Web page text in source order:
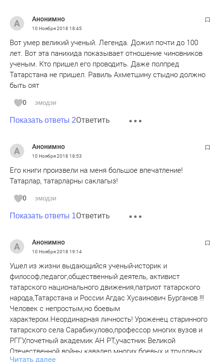
Анонимно
10 Ноября 2018 18:45
Вот умер великий ученый. Легенда. Дожил почти до 100
лет. Вот эта панихида показывает отношение чиновников
ученым. Кто пришел его проводить. Даже полпред
Татарстана не пришел. Равиль Ахметшину стыдно должно
быть оят
0 эмодзи
Показать ответы 2Ответить
Анонимно
10 Ноября 2018 18:53
Его книги произвели на меня большое впечатление!
Татарлар, татарларны саклагыз!
0 эмодзи
Показать ответы 1Ответить
Анонимно
10 Ноября 2018 19:14
Ушел из жизни выдающийся ученый-историк и
философ,педагог,общественный деятель, активист
татарского национального движения,патриот татарского
народа,Татарстана и России Агдас Хусаинович Бурганов !!!
Человек с непростым,но боевым
характером.Неординарная личность! Уроженец старинного
татарского села Сарабикулово,профессор многих вузов и
РГГУ,почетный академик АН РТ,участник Великой
Отечественной войны кавалер многих боевых и трудовых
Читать далее